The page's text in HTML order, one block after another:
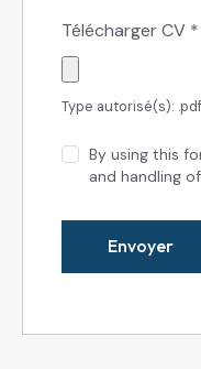
Télécharger CV *
Type autorisé(s):
By using this
and handling